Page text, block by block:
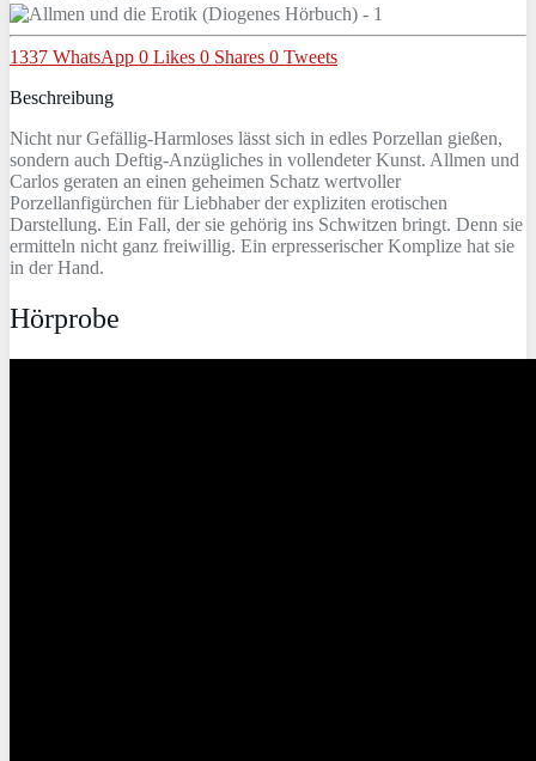
1337 WhatsApp 0 Likes 0 Shares 0 Tweets
Beschreibung
Nicht nur Gefällig-Harmloses lässt sich in edles Porzellan gießen,
sondern auch Deftig-Anzügliches in vollendeter Kunst. Allmen und
Carlos geraten an einen geheimen Schatz wertvoller
Porzellanfigürchen für Liebhaber der expliziten erotischen
Darstellung. Ein Fall, der sie gehörig ins Schwitzen bringt. Denn sie
ermitteln nicht ganz freiwillig. Ein erpresserischer Komplize hat sie
in der Hand.
Hörprobe